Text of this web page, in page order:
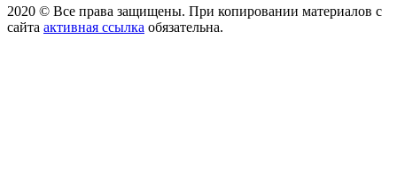
2020 © Все права защищены. При копировании материалов с
сайта активная ссылка обязательна.